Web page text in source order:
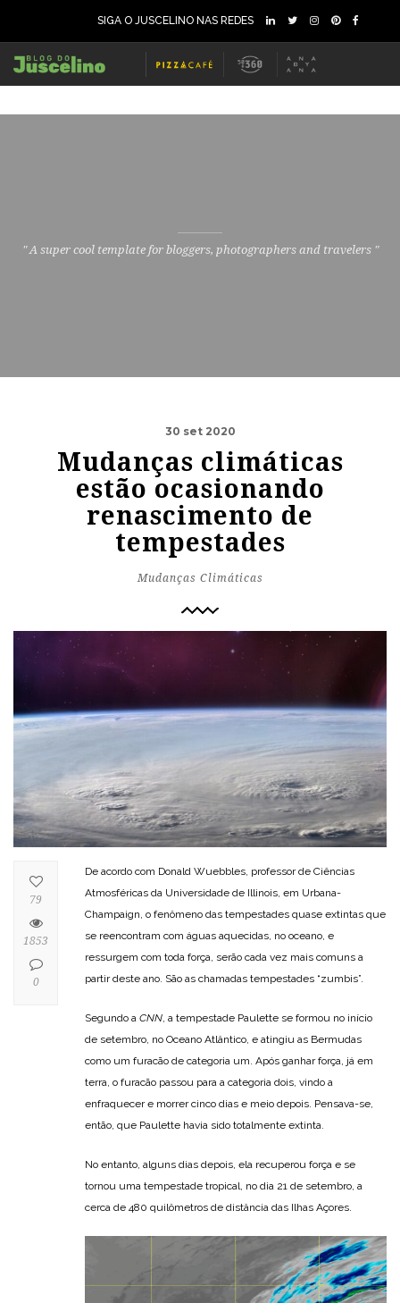
SIGA O JUSCELINO NAS REDES
" A super cool template for bloggers, photographers and travelers "
30 set 2020
Mudanças climáticas
estão ocasionando
renascimento de
tempestades
Mudanças Climáticas
De acordo com Donald Wuebbles, professor de Ciências
Atmosféricas da Universidade de Illinois, em Urbana-
Champaign, o fenômeno das tempestades quase extintas que
se reencontram com águas aquecidas, no oceano, e
ressurgem com toda força, serão cada vez mais comuns a
partir deste ano. São as chamadas tempestades “zumbis”.
Segundo a CNN , a tempestade Paulette se formou no início
de setembro, no Oceano Atlântico, e atingiu as Bermudas
como um furacão de categoria um. Após ganhar força, já em
terra, o furacão passou para a categoria dois, vindo a
enfraquecer e morrer cinco dias e meio depois. Pensava-se,
então, que Paulette havia sido totalmente extinta.
No entanto, alguns dias depois, ela recuperou força e se
tornou uma tempestade tropical, no dia 21 de setembro, a
cerca de 480 quilômetros de distância das Ilhas Açores.
79
1853
0